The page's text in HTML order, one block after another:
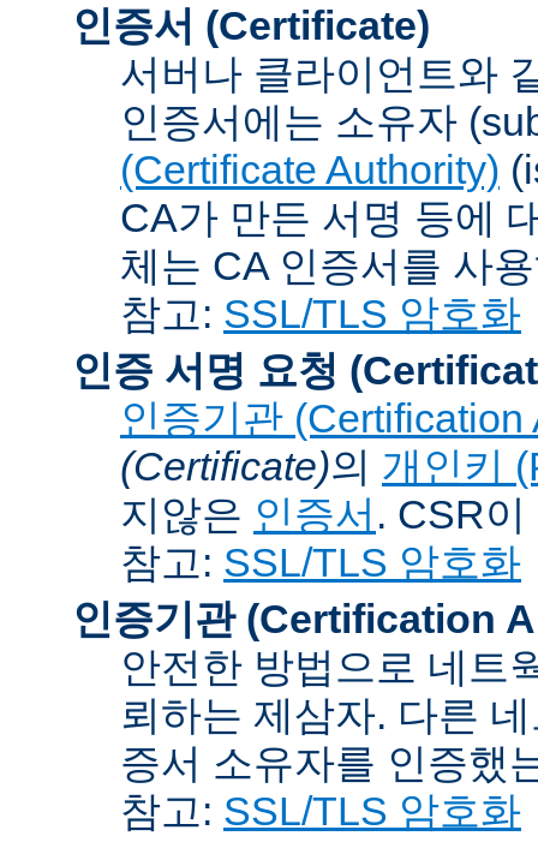
인증서 (Certificate)
서버나 클라이언트와
인증서에는 소유자
(Certificate Authority)
CA가 만든 서명 등에
체는 CA 인증서를 사
참고: SSL/TLS 암호화
인증 서명 요청
인증기관 (Certification
(Certificate)의 개인키
지않은 인증서 . CSR
참고: SSL/TLS 암호화
인증기관 (Certification
안전한 방법으로 네트
뢰하는 제삼자. 다른
증서 소유자를 인증했
참고: SSL/TLS 암호화